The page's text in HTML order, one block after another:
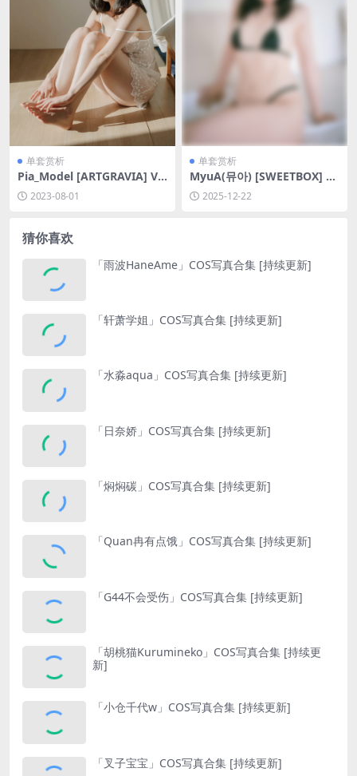
单套赏析
Pia_Model [ARTGRAVIA] VO
L.235 [83P-154MB]
2023-08-01
单套赏析
MyuA(뮤아) [SWEETBOX] M
yu_A Swimsuit [75P5V-3.01
GB]2025-12-22
猜你喜欢
「雨波HaneAme」COS写真合集 [持续更新]
「轩萧学姐」COS写真合集 [持续更新]
「水淼aqua」COS写真合集 [持续更新]
「日奈娇」COS写真合集 [持续更新]
「焖焖碳」COS写真合集 [持续更新]
「Quan冉有点饿」COS写真合集 [持续更新]
「G44不会受伤」COS写真合集 [持续更新]
「胡桃猫Kurumineko」COS写真合集 [持续更
新]
「小仓千代w」COS写真合集 [持续更新]
「叉子宝宝」COS写真合集 [持续更新]